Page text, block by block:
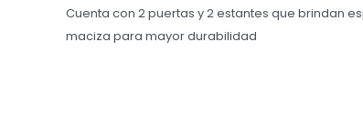
Cuenta con 2 puertas y 2 estantes que brindan
maciza para mayor durabilidad